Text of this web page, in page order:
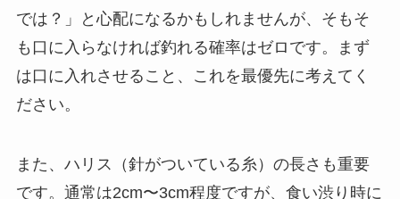
では？」と心配になるかもしれませんが、そもそ
も口に入らなければ釣れる確率はゼロです。まず
は口に入れさせること、これを最優先に考えてく
ださい。
また、ハリス（針がついている糸）の長さも重要
です。通常は2cm〜3cm程度ですが、食い渋り時に